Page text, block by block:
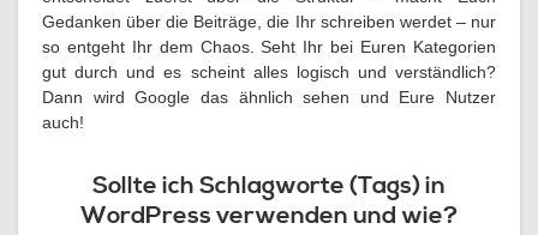
Gedanken über die Beiträge, die Ihr schreiben werdet – nur
so entgeht Ihr dem Chaos. Seht Ihr bei Euren Kategorien
gut durch und es scheint alles logisch und verständlich?
Dann wird Google das ähnlich sehen und Eure Nutzer
auch!
Sollte ich Schlagworte (Tags) in
WordPress verwenden und wie?